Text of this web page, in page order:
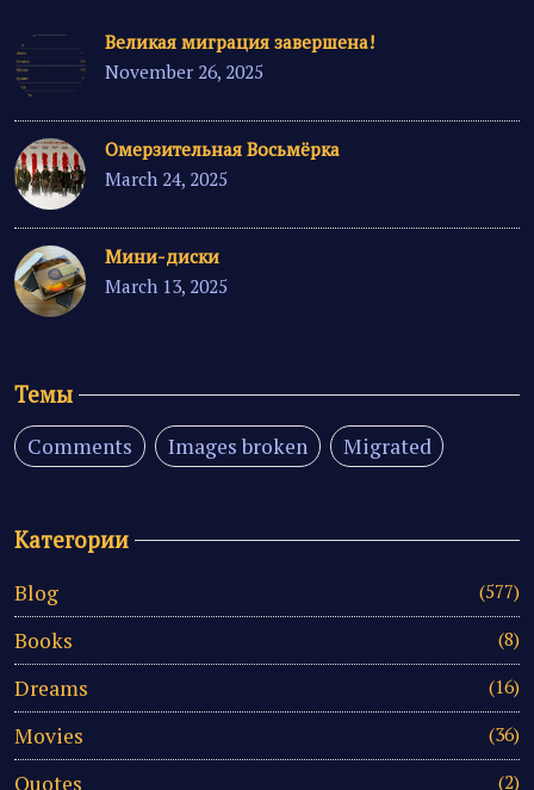
Великая миграция завершена!
November 26, 2025
Омерзительная Восьмёрка
March 24, 2025
Мини-диски
March 13, 2025
Темы
Comments Images broken Migrated
Категории
Blog (577)
Books (8)
Dreams (16)
Movies (36)
Quotes (2)